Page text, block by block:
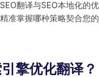
翻译与SEO本地化的
准掌握哪种策略契合您
擎优化翻译？